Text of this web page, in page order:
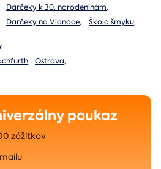
Darčeky k 30. narodeninám,
Darčeky na Vianoce, Škola šmyku,
, Ostrava,
poukaz
zážitkov